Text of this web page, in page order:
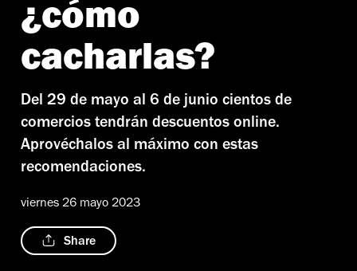
¿cómo
cacharlas?
Del 29 de mayo al 6 de junio cientos de
comercios tendrán descuentos online.
Aprovéchalos al máximo con estas
recomendaciones.
viernes 26 mayo 2023
Share